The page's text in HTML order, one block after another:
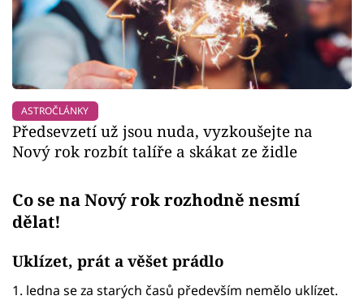
ASTROČLÁNKY
Předsevzetí už jsou nuda, vyzkoušejte na
Nový rok rozbít talíře a skákat ze židle
Co se na Nový rok rozhodně nesmí
dělat!
Uklízet, prát a věšet prádlo
1. ledna se za starých časů především nemělo uklízet.